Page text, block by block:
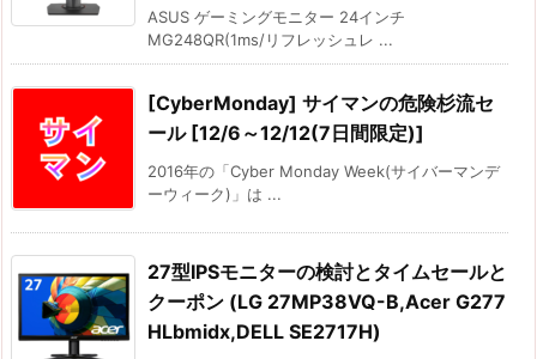
ASUS ゲーミングモニター 24インチ
MG248QR(1ms/リフレッシュレ ...
[CyberMonday] サイマンの危険杉流セ
ール [12/6～12/12(7日間限定)]
2016年の「Cyber Monday Week(サイバーマンデ
ーウィーク)」は ...
27型IPSモニターの検討とタイムセールと
クーポン (LG 27MP38VQ-B,Acer G277
HLbmidx,DELL SE2717H)